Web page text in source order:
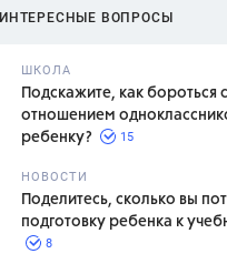
ИНТЕРЕСНЫЕ ВОПРОСЫ
ШКОЛА
Подскажите, как бороться
отношением
ребенку?
15
НОВОСТИ
Поделитесь, сколько вы
подготовку ребенка к
8